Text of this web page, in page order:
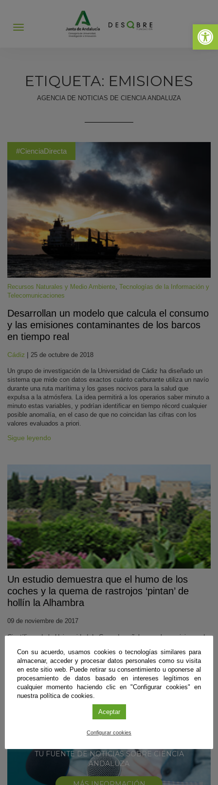
Abrir
Abrir
ETIQUETA: EMISIONES
AGENCIA DE NOTICIAS DE CIENCIA ANDALUZA
#CienciaDirecta
Recursos Naturales y Medio Ambiente, Tecnologías de la Información y
Telecomunicaciones
Desarrollan un modelo que calcula el consumo
y las emisiones contaminantes de los barcos
en tiempo real
Cádiz | 25 de octubre de 2018
Un grupo de investigación de la Universidad de Cádiz ha diseñado un
sistema que mide con datos exactos cuánto carburante utiliza un navío
durante una ruta marítima y los gases nocivos para la salud que
expulsa a la atmósfera. La idea permitirá a los operarios saber minuto a
minuto estas variables, y podrían identificar en tiempo récord cualquier
posible anomalía, en el caso de que no coincidan las cifras con los
valores evaluados a priori.
Sigue leyendo
Un estudio demuestra que el humo de los
coches y la quema de rastrojos ‘pintan’ de
hollín la Alhambra
09 de noviembre de 2017
Científicos de la Universidad de Granada señalan que las emisiones de
monumento y sus alrededores Los investigadores advierten de que el
cambio climático puede constituir una gran amenaza para la
conservación del monumento, conduciendo a un ennegrecimiento de las
superficies que podría llevar a un deterioro irreversible
Sigue leyendo
TU FUENTE DE NOTICIAS SOBRE CIENCIA
ANDALUZA
Con su acuerdo, usamos cookies o tecnologías similares para
almacenar, acceder y procesar datos personales como su visita
en este sitio web. Puede retirar su consentimiento u oponerse al
procesamiento de datos basado en intereses legítimos en
cualquier momento haciendo clic en "Configurar cookies" en
nuestra política de cookies.
Aceptar
Configurar cookies